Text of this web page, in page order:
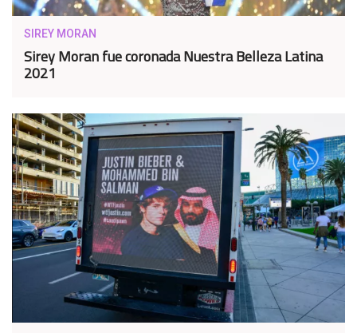
SIREY MORAN
Sirey Moran fue coronada Nuestra Belleza Latina
2021